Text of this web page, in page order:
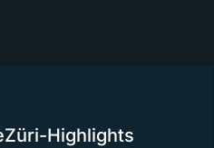
Highlights